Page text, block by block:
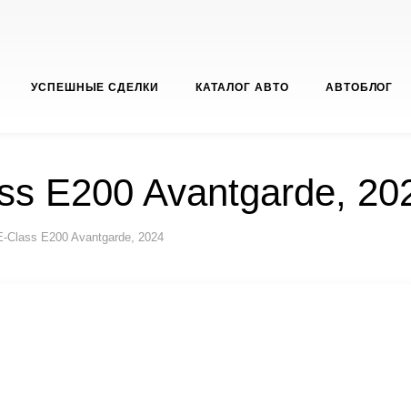
УСПЕШНЫЕ СДЕЛКИ КАТАЛОГ АВТО АВТОБЛОГ
E200 Avantgarde,
Class E200 Avantgarde, 2024